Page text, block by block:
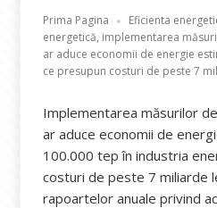
Prima Pagina Eficienta
energetică, implementarea
ar aduce economii de energie
ce presupun costuri de peste 7
Implementarea măsurilor
ar aduce economii de
100.000 tep în industria
costuri de peste 7 miliarde
rapoartelor anuale privind